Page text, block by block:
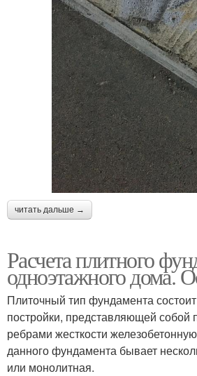
читать дальше →
Расчета плитного
одноэтажного дома.
Плиточный тип фундамента
постройки, представляющей собой
ребрами жесткости
данного фундамента бывает
или монолитная.